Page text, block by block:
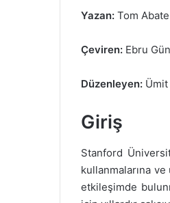
Yazan: Tom Abate
Çeviren: Ebru
Düzenleyen:
Giriş
Stanford
kullanmalarına
etkileşimde